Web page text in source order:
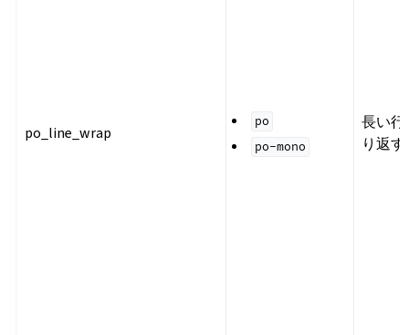
po_line_wrap
po
po-mono
長い
り返す